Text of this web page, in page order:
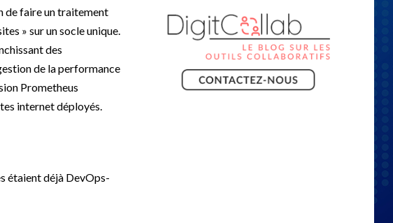
de faire un traitement
» sur un socle unique.
des
de la performance
Prometheus
internet déployés.
étaient déjà DevOps-